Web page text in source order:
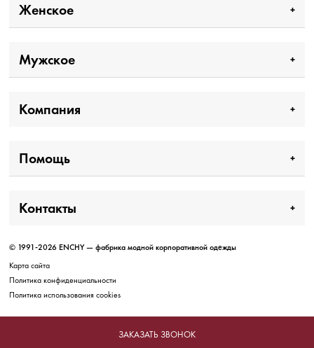
ЗАКАЗАТЬ ЗВОНОК
Женское
Мужское
Компания
Помощь
Контакты
© 1991-2026 ENCHY — фабрика модной корпоративной одежды
Карта сайта
Политика конфиденциальности
Политика использования cookies